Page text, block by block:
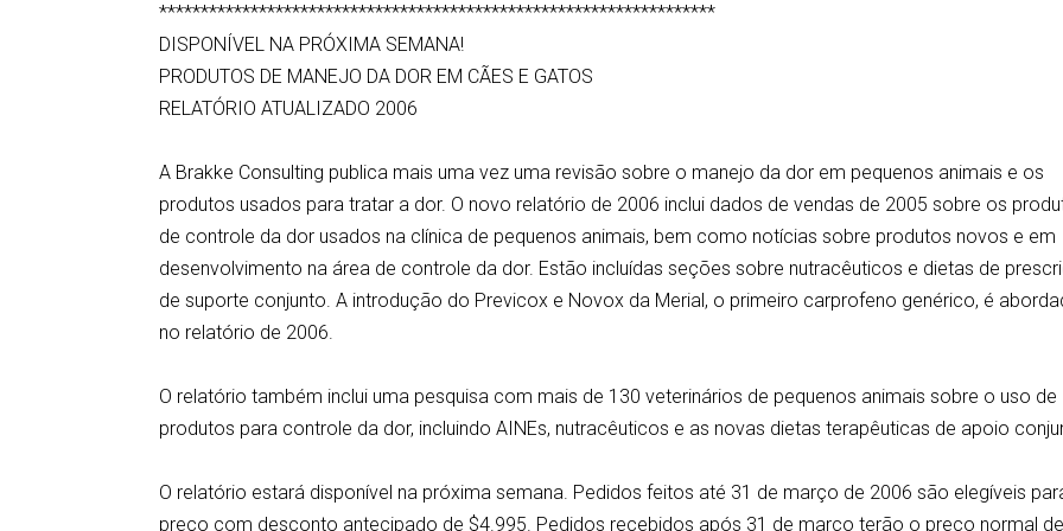
*******************************************************************
DISPONÍVEL NA PRÓXIMA SEMANA!
PRODUTOS DE MANEJO DA DOR EM CÃES E GATOS
RELATÓRIO ATUALIZADO 2006
A Brakke Consulting publica mais uma vez uma revisão sobre o manejo da dor em pequenos animais e os
produtos usados para tratar a dor. O novo relatório de 2006 inclui dados de vendas de 2005 sobre os
de controle da dor usados na clínica de pequenos animais, bem como notícias sobre produtos novos e em
desenvolvimento na área de controle da dor. Estão incluídas seções sobre nutracêuticos e dietas de
de suporte conjunto. A introdução do Previcox e Novox da Merial, o primeiro carprofeno genérico, é
no relatório de 2006.
O relatório também inclui uma pesquisa com mais de 130 veterinários de pequenos animais sobre o uso de
produtos para controle da dor, incluindo AINEs, nutracêuticos e as novas dietas terapêuticas de apoio
O relatório estará disponível na próxima semana. Pedidos feitos até 31 de março de 2006 são elegíveis
preço com desconto antecipado de $4.995. Pedidos recebidos após 31 de março terão o preço normal de